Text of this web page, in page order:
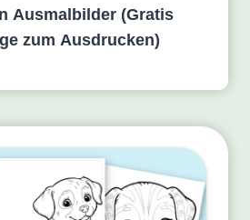
Ausmalbilder (Gratis
zum Ausdrucken)